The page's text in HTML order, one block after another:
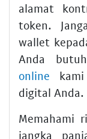
alamat
token.
wallet
Anda
online
digital Anda.
Memahami
jangka